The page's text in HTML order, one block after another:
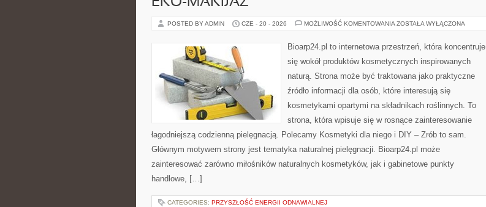
POSTED BY ADMIN CZE - 20 - 2026 MOŻLIWOŚĆ KOMENTOWANIA EKO-
ZOSTAŁA WYŁĄCZONA
Bioarp24.pl to internetowa przestrzeń, która koncentruje
się wokół produktów kosmetycznych inspirowanych
naturą. Strona może być traktowana jako praktyczne
źródło informacji dla osób, które interesują się
kosmetykami opartymi na składnikach roślinnych. To
strona, która wpisuje się w rosnące zainteresowanie
łagodniejszą codzienną pielęgnacją. Polecamy Kosmetyki dla niego i DIY – Zrób to sam.
Głównym motywem strony jest tematyka naturalnej pielęgnacji. Bioarp24.pl może
zainteresować zarówno miłośników naturalnych kosmetyków, jak i gabinetowe punkty
handlowe, […]
CATEGORIES: PRZYSZŁOŚĆ ENERGII ODNAWIALNEJ